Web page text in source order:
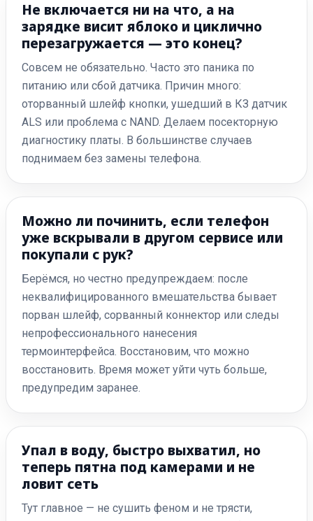
Не включается ни на что, а на
зарядке висит яблоко и циклично
перезагружается — это конец?
Совсем не обязательно. Часто это паника по
питанию или сбой датчика. Причин много:
оторванный шлейф кнопки, ушедший в КЗ датчик
ALS или проблема с NAND. Делаем посекторную
диагностику платы. В большинстве случаев
поднимаем без замены телефона.
Можно ли починить, если телефон
уже вскрывали в другом сервисе или
покупали с рук?
Берёмся, но честно предупреждаем: после
неквалифицированного вмешательства бывает
порван шлейф, сорванный коннектор или следы
непрофессионального нанесения
термоинтерфейса. Восстановим, что можно
восстановить. Время может уйти чуть больше,
предупредим заранее.
Упал в воду, быстро выхватил, но
теперь пятна под камерами и не
ловит сеть
Тут главное — не сушить феном и не трясти,